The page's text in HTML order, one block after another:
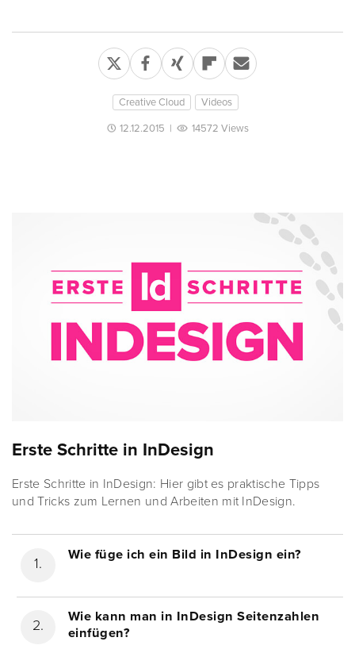
Creative Cloud Videos
12.12.2015 | 14572 Views
Erste Schritte in InDesign
Erste Schritte in InDesign: Hier gibt es praktische Tipps
und Tricks zum Lernen und Arbeiten mit InDesign.
Wie füge ich ein Bild in InDesign ein?
Wie kann man in InDesign Seitenzahlen
einfügen?